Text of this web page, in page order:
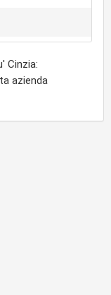
Cinzia:
azienda